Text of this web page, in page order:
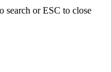
search or ESC to close